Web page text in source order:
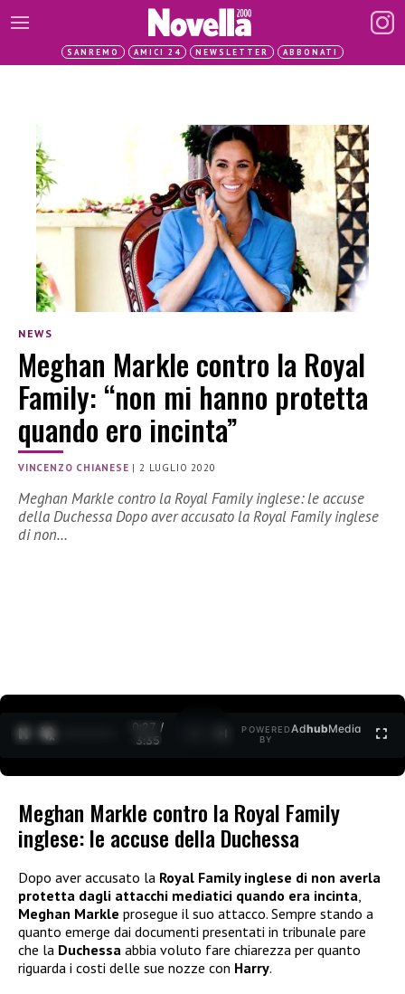
SANREMO AMICI 24 NEWSLETTER ABBONATI
NEWS
Meghan Markle contro la Royal
Family: “non mi hanno protetta
quando ero incinta”
VINCENZO CHIANESE |2 LUGLIO 2020
Meghan Markle contro la Royal Family inglese: le accuse
della Duchessa Dopo aver accusato la Royal Family inglese
di non…
0:27 /
3:35
POWERED
BY
AdhubMedia
Meghan Markle contro la Royal Family
inglese: le accuse della Duchessa
Dopo aver accusato la Royal Family inglese di non averla
protetta dagli attacchi mediatici quando era incinta,
Meghan Markle prosegue il suo attacco. Sempre stando a
quanto emerge dai documenti presentati in tribunale pare
che la Duchessa abbia voluto fare chiarezza per quanto
riguarda i costi delle sue nozze con Harry.